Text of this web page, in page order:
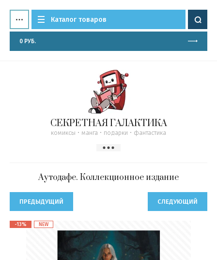
Каталог товаров
0 РУБ.
СЕКРЕТНАЯ ГАЛАКТИКА
комиксы • манга • подарки • фантастика
Аутодафе. Коллекционное издание
ПРЕДЫДУЩИЙ СЛЕДУЮЩИЙ
-13% NEW